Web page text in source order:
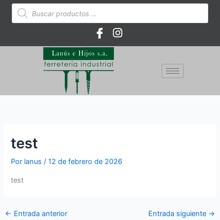
Búsqueda
de
productos
test
Por lanus/12 de febrero de 2026
test
← Entrada anterior Entrada siguiente →